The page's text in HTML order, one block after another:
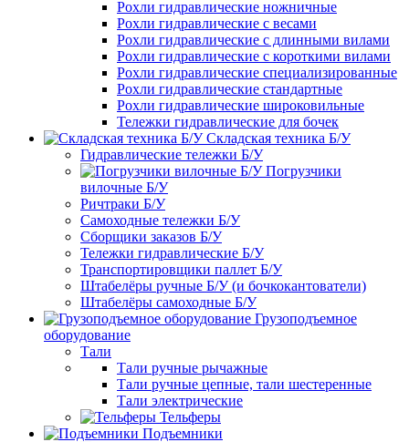
Рохли гидравлические ножничные
Рохли гидравлические с весами
Рохли гидравлические с длинными вилами
Рохли гидравлические с короткими вилами
Рохли гидравлические специализированные
Рохли гидравлические стандартные
Рохли гидравлические широковильные
Тележки гидравлические для бочек
Складская техника Б/У
Гидравлические тележки Б/У
Погрузчики
вилочные Б/У
Ричтраки Б/У
Самоходные тележки Б/У
Сборщики заказов Б/У
Тележки гидравлические Б/У
Транспортировщики паллет Б/У
Штабелёры ручные Б/У (и бочкокантователи)
Штабелёры самоходные Б/У
Грузоподъемное
оборудование
Тали
Тали ручные рычажные
Тали ручные цепные, тали шестеренные
Тали электрические
Тельферы
Подъемники